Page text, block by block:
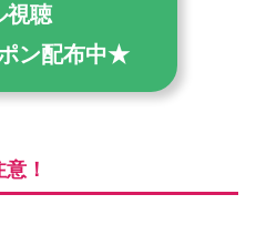
視聴
ン配布中★
！